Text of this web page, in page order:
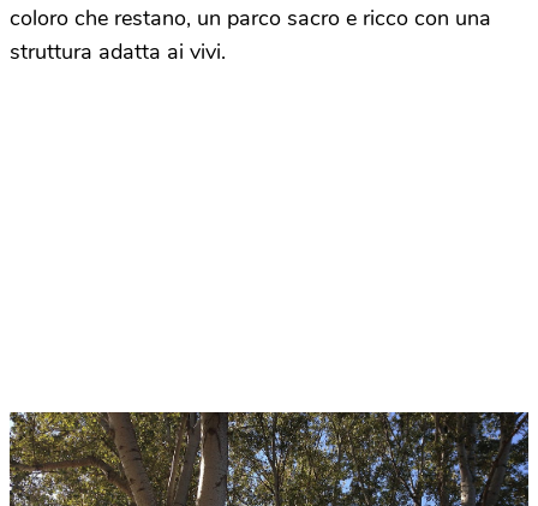
coloro che restano, un parco sacro e ricco con una
struttura adatta ai vivi.